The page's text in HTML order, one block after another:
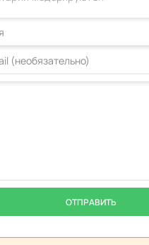
ОТПРАВИТЬ